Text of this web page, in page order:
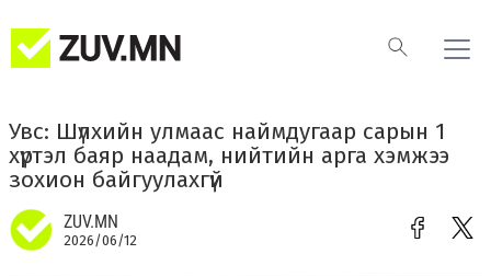
Увс: Шүлхийн улмаас наймдугаар сарын 1
хүртэл баяр наадам, нийтийн арга хэмжээ
зохион байгуулахгүй
ZUV.MN
2026/06/12